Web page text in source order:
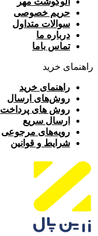
حریم خصوصی
سوالات متداول
درباره ما
تماس باما
راهنمای خرید
راهنمای خرید
روش‌های ارسال
روش های پرداخت
ارسال سریع
رویه‌های مرجوعی
شرایط و قوانین